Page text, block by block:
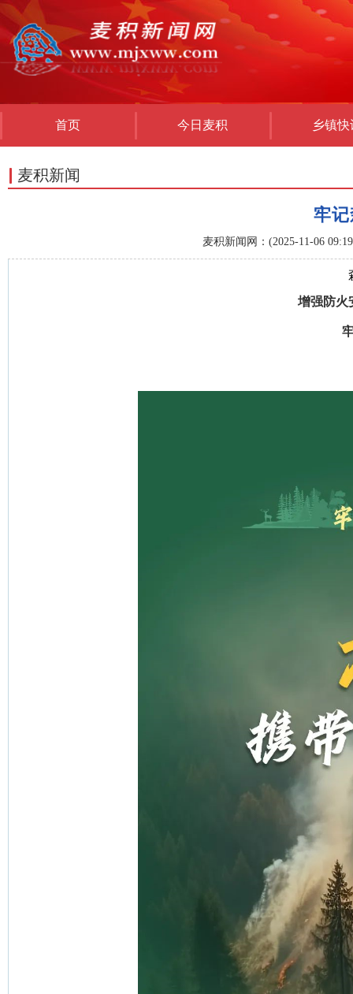
首页 今日麦积 乡镇快
麦积新闻
牢
麦积新闻网：(2025-11-06
增强防火